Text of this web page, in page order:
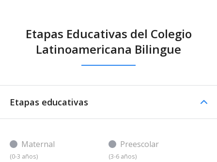
Etapas Educativas del Colegio
Latinoamericana Bilingue
Etapas educativas
Maternal
(0-3 años)
Preescolar
(3-6 años)